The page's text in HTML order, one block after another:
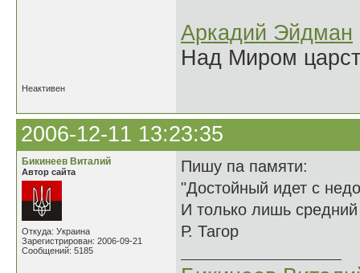
Аркадий Эйдман
Над Миром
Неактивен
2006-12-11 13:23:35
Бикинеев Виталий
Автор сайта
Откуда: Украина
Зарегистрирован: 2006-09-21
Сообщений: 5185
Пишу па памяти:
"Достойный идет с
И только лишь
Р. Тагор